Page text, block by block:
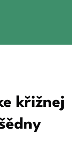
křižnej